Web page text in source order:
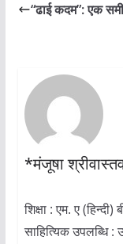
“ढाई कदम”: एक
*मंजूषा
शिक्षा : एम. ए
साहित्यिक उपलब्धि